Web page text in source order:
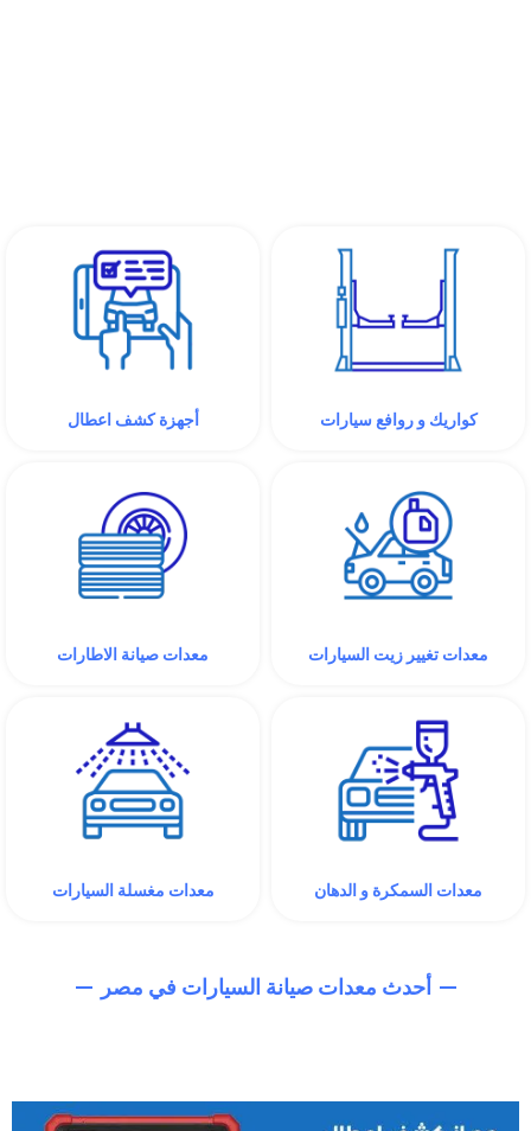
كواريك و روافع سيارات أجهزة كشف اعطال
معدات تغيير زيت السيارات معدات صيانة الاطارات
معدات السمكرة و الدهان معدات مغسلة السيارات
أحدث معدات صيانة السيارات في مصر​